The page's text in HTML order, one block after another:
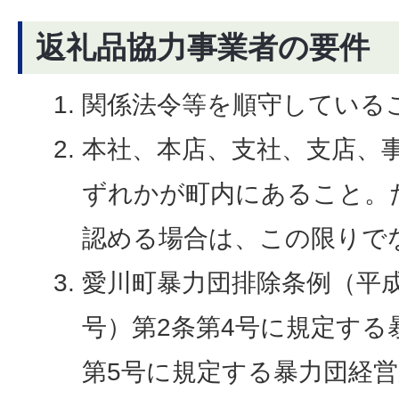
返礼品協力事業者の要件
関係法令等を順守している
本社、本店、支社、支店、
ずれかが町内にあること
認める場合は、この限りで
愛川町暴力団排除条例（平
号）第2条第4号に規定する
第5号に規定する暴力団経